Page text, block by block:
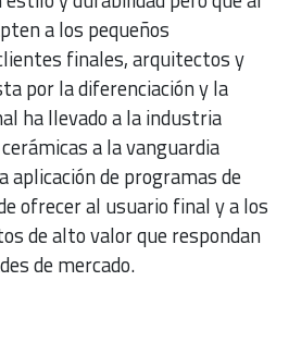
a los pequeños
finales, arquitectos y
por la diferenciación y la
ha llevado a la industria
a la vanguardia
aplicación de programas de
ofrecer al usuario final y a los
de alto valor que respondan
de mercado.